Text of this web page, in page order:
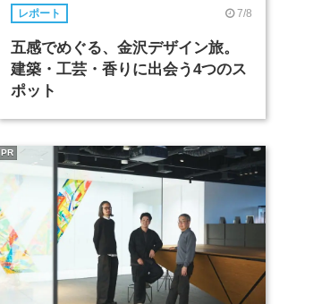
レポート 7/8
五感でめぐる、金沢デザイン旅。
建築・工芸・香りに出会う4つのス
ポット
PR